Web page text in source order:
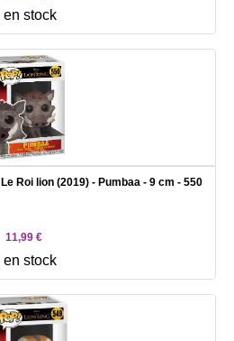
en stock
Roi lion (2019) - Pumbaa - 9 cm - 550
11,99 €
en stock